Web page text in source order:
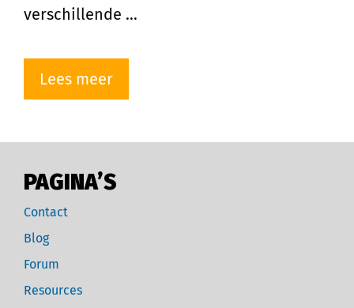
verschillende …
Lees meer
PAGINA’S
Contact
Blog
Forum
Resources